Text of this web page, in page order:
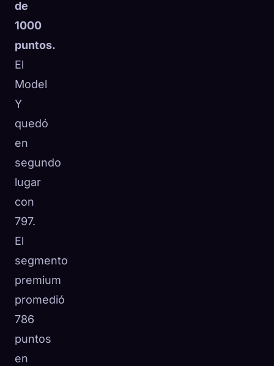
de
1000
puntos.
El
Model
Y
quedó
en
segundo
lugar
con
797.
El
segmento
premium
promedió
786
puntos
en